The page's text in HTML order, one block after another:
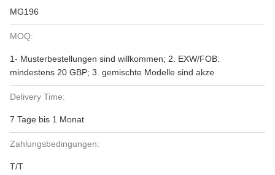
MG196
MOQ:
1- Musterbestellungen sind willkommen; 2. EXW/FOB:
mindestens 20 GBP; 3. gemischte Modelle sind akze
Delivery Time:
7 Tage bis 1 Monat
Zahlungsbedingungen:
T/T